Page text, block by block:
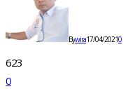
Bywira17/04/20210
623
0